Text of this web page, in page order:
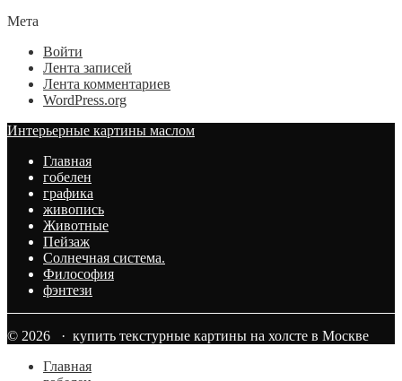
Мета
Войти
Лента записей
Лента комментариев
WordPress.org
Интерьерные картины маслом
Главная
гобелен
графика
живопись
Животные
Пейзаж
Солнечная система.
Философия
фэнтези
© 2026 · купить текстурные картины на холсте в Москве
Главная